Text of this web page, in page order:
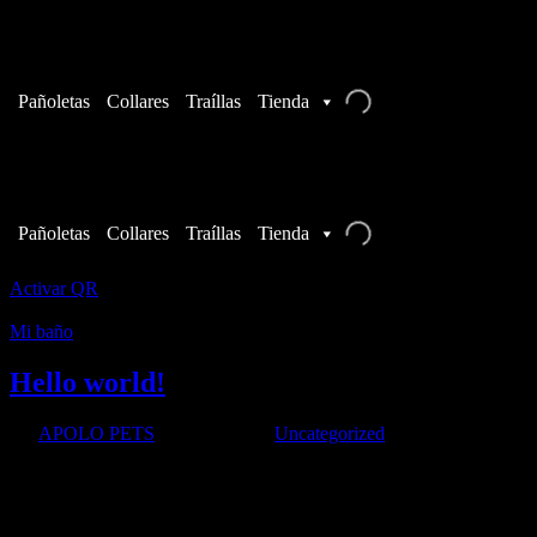
Pañoletas Collares Traíllas Tienda
Pañoletas Collares Traíllas Tienda
Activar QR
Mi baño
Hello world!
APOLO PETS
Uncategorized